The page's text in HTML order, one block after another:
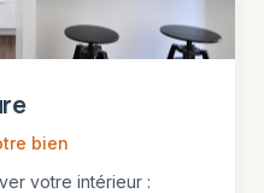
bien
votre intérieur :